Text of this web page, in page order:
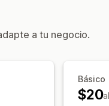
a tu negocio.
Básico
$20